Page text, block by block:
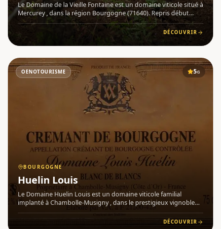
Le Domaine de la Vieille Fontaine est un domaine viticole situé à
Mercurey , dans la région Bourgogne (71640). Repris début
2021 par la Famille Corcia , installée à Savigny-lès-Beaune et
spécialisée dans la commercialisation de grands vinsDÉCOUVRIR
OENOTOURISME 5G
BOURGOGNE
Huelin Louis
Le Domaine Huelin Louis est un domaine viticole familial
implanté à Chambolle-Musigny , dans le prestigieux vignoble
de Bourgogne . Exploitant 4 hectares de vignes, ce domaine
perpétue avec passion les méthodes traditionnelles de culture
DÉCOUVRIR